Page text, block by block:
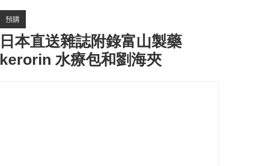
預購
日本直送雜誌附錄富山製藥
kerorin 水療包和劉海夾